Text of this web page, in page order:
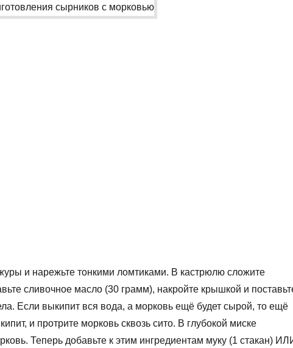
и нарежьте тонкими ломтиками. В кастрюлю сложите
сливочное масло (30 грамм), накройте крышкой и
Если выкипит вся вода, а морковь ещё будет сырой, то ещё
и протрите морковь сквозь сито. В глубокой миске
Теперь добавьте к этим ингредиентам муку (1 стакан)